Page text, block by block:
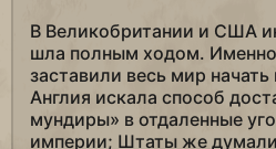
В Великобритании и США
шла полным ходом.
заставили весь мир
Англия искала способ
мундиры» в отдаленные
империи; Штаты же